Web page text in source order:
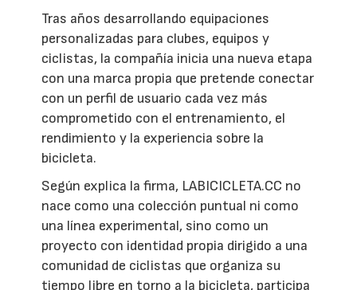
Tras años desarrollando equipaciones
personalizadas para clubes, equipos y
ciclistas, la compañía inicia una nueva etapa
con una marca propia que pretende conectar
con un perfil de usuario cada vez más
comprometido con el entrenamiento, el
rendimiento y la experiencia sobre la
bicicleta.
Según explica la firma, LABICICLETA.CC no
nace como una colección puntual ni como
una línea experimental, sino como un
proyecto con identidad propia dirigido a una
comunidad de ciclistas que organiza su
tiempo libre en torno a la bicicleta, participa